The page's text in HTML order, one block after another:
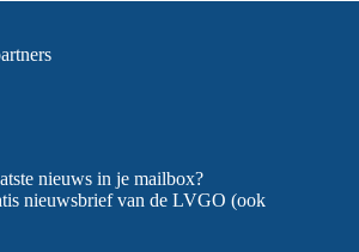
nieuws in je mailbox?
nieuwsbrief van de LVGO (ook